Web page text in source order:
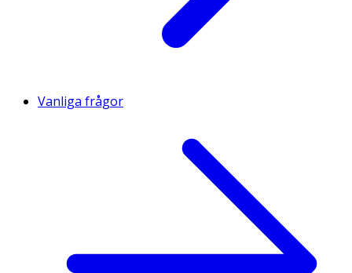
Vanliga frågor